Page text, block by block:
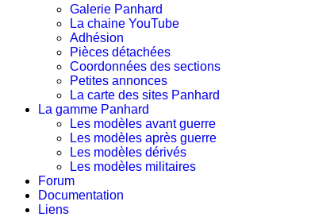
Galerie Panhard
La chaine YouTube
Adhésion
Pièces détachées
Coordonnées des sections
Petites annonces
La carte des sites Panhard
La gamme Panhard
Les modèles avant guerre
Les modèles après guerre
Les modèles dérivés
Les modèles militaires
Forum
Documentation
Liens